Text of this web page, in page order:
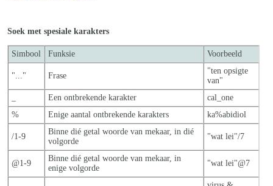
Soek met spesiale karakters
Simbool Funksie Voorbeeld
"..." Frase
"ten opsigte
van"
Een ontbrekende karakter
cal_one
%
Enige aantal ontbrekende karakters ka%abidiol
/1-9
Binne dié getal woorde van mekaar, in dié
volgorde
"wat lei"/7
@1-9
Binne dié getal woorde van mekaar, in
enige volgorde
"wat lei"@7